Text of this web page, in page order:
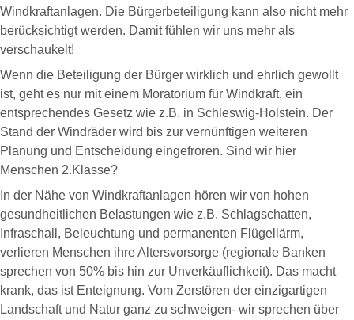
Windkraftanlagen. Die Bürgerbeteiligung kann also nicht mehr
berücksichtigt werden. Damit fühlen wir uns mehr als
verschaukelt!
Wenn die Beteiligung der Bürger wirklich und ehrlich gewollt
ist, geht es nur mit einem Moratorium für Windkraft, ein
entsprechendes Gesetz wie z.B. in Schleswig-Holstein. Der
Stand der Windräder wird bis zur vernünftigen weiteren
Planung und Entscheidung eingefroren. Sind wir hier
Menschen 2.Klasse?
In der Nähe von Windkraftanlagen hören wir von hohen
gesundheitlichen Belastungen wie z.B. Schlagschatten,
Infraschall, Beleuchtung und permanenten Flügellärm,
verlieren Menschen ihre Altersvorsorge (regionale Banken
sprechen von 50% bis hin zur Unverkäuflichkeit). Das macht
krank, das ist Enteignung. Vom Zerstören der einzigartigen
Landschaft und Natur ganz zu schweigen- wir sprechen über